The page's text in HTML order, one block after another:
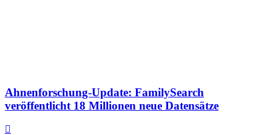
Ahnenforschung-Update: FamilySearch
veröffentlicht 18 Millionen neue Datensätze